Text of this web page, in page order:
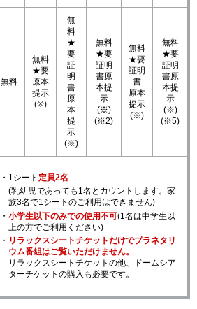
無料
無料
★要
原本
提示
(※)
無
料
★
要
証
明
書
原
本
提
示
(※)
無料
★要
証明
書原
本提
示
(※)
(※2)
無料
★要
証明
書
原本
提示
(※)
無料
★要
証明
書原
本提
示
(※)
(※5)
・1シート 定員2名
(乳幼児であっても1名とカウントします。家
族3名で1シートのご利用はできません)
・ 小学生以下のみでの使用不可(1名は中学生以
上の方でご利用ください)
・ リラックスシートチケットだけでプラネタリ
ウム番組はご覧いただけません。
リラックスシートチケットの他、ドームシア
ターチケットの購入も必要です。